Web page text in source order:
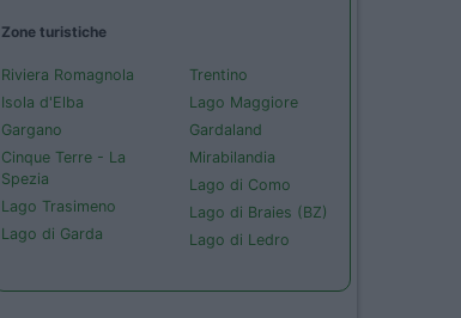
Zone turistiche
Riviera Romagnola
Isola d'Elba
Gargano
Cinque Terre - La
Spezia
Lago Trasimeno
Lago di Garda
Trentino
Lago Maggiore
Gardaland
Mirabilandia
Lago di Como
Lago di Braies (BZ)
Lago di Ledro